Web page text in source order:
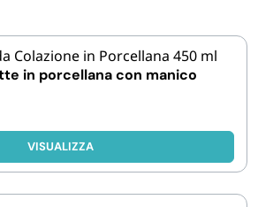
E LINEA AUTO
in porcellana con manico
VISUALIZZA